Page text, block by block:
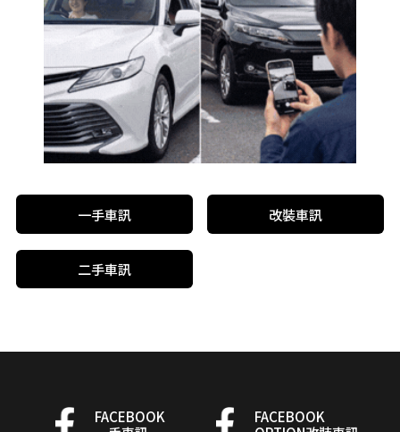
一手車訊 改裝車訊
二手車訊
FACEBOOK
FACEBOOK